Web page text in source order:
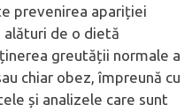
prevenirea apariției
alături de o dietă
greutății normale a
chiar obez, împreună cu
și analizele care sunt